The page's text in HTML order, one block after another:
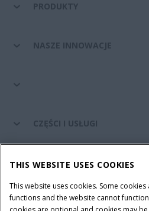
PRODUKTY
NASZE INNOWACJE
CZĘŚCI I USŁUGI
ŚWIAT CASE IH
THIS WEBSITE USES COOKIES
This website uses cookies. Some
functions and the website cannot